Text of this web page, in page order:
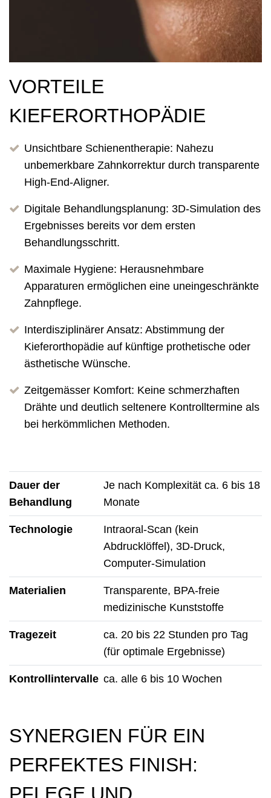
VORTEILE
KIEFERORTHOPÄDIE
Unsichtbare Schienentherapie: Nahezu
unbemerkbare Zahnkorrektur durch transparente
High-End-Aligner.
Digitale Behandlungsplanung: 3D-Simulation des
Ergebnisses bereits vor dem ersten
Behandlungsschritt.
Maximale Hygiene: Herausnehmbare
Apparaturen ermöglichen eine uneingeschränkte
Zahnpflege.
Interdisziplinärer Ansatz: Abstimmung der
Kieferorthopädie auf künftige prothetische oder
ästhetische Wünsche.
Zeitgemässer Komfort: Keine schmerzhaften
Drähte und deutlich seltenere Kontrolltermine als
bei herkömmlichen Methoden.
Dauer der
Behandlung
Je nach Komplexität ca. 6 bis 18
Monate
Technologie
Intraoral-Scan (kein
Abdrucklöffel), 3D-Druck,
Computer-Simulation
Materialien
Transparente, BPA-freie
medizinische Kunststoffe
Tragezeit
ca. 20 bis 22 Stunden pro Tag
(für optimale Ergebnisse)
Kontrollintervalle ca. alle 6 bis 10 Wochen
SYNERGIEN FÜR EIN
PERFEKTES FINISH: